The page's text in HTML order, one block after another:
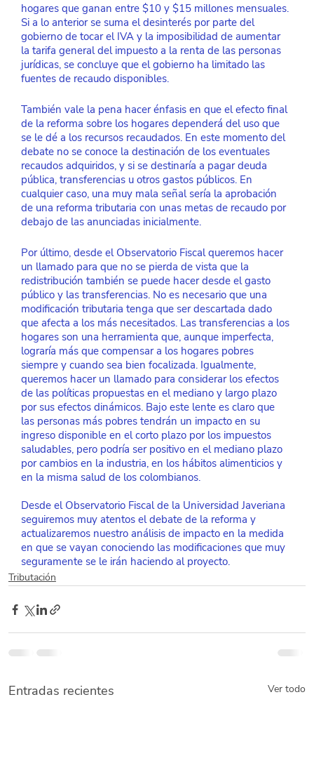
hogares que ganan entre $10 y $15 millones mensuales.
Si a lo anterior se suma el desinterés por parte del
gobierno de tocar el IVA y la imposibilidad de aumentar
la tarifa general del impuesto a la renta de las personas
jurídicas, se concluye que el gobierno ha limitado las
fuentes de recaudo disponibles.
También vale la pena hacer énfasis en que el efecto final
de la reforma sobre los hogares dependerá del uso que
se le dé a los recursos recaudados. En este momento del
debate no se conoce la destinación de los eventuales
recaudos adquiridos, y si se destinaría a pagar deuda
pública, transferencias u otros gastos públicos. En
cualquier caso, una muy mala señal sería la aprobación
de una reforma tributaria con unas metas de recaudo por
debajo de las anunciadas inicialmente.
Por último, desde el Observatorio Fiscal queremos hacer
un llamado para que no se pierda de vista que la
redistribución también se puede hacer desde el gasto
público y las transferencias. No es necesario que una
modificación tributaria tenga que ser descartada dado
que afecta a los más necesitados. Las transferencias a los
hogares son una herramienta que, aunque imperfecta,
lograría más que compensar a los hogares pobres
siempre y cuando sea bien focalizada. Igualmente,
queremos hacer un llamado para considerar los efectos
de las políticas propuestas en el mediano y largo plazo
por sus efectos dinámicos. Bajo este lente es claro que
las personas más pobres tendrán un impacto en su
ingreso disponible en el corto plazo por los impuestos
saludables, pero podría ser positivo en el mediano plazo
por cambios en la industria, en los hábitos alimenticios y
en la misma salud de los colombianos.
Desde el Observatorio Fiscal de la Universidad Javeriana
seguiremos muy atentos el debate de la reforma y
actualizaremos nuestro análisis de impacto en la medida
en que se vayan conociendo las modificaciones que muy
seguramente se le irán haciendo al proyecto.
Tributación
Entradas recientes Ver todo